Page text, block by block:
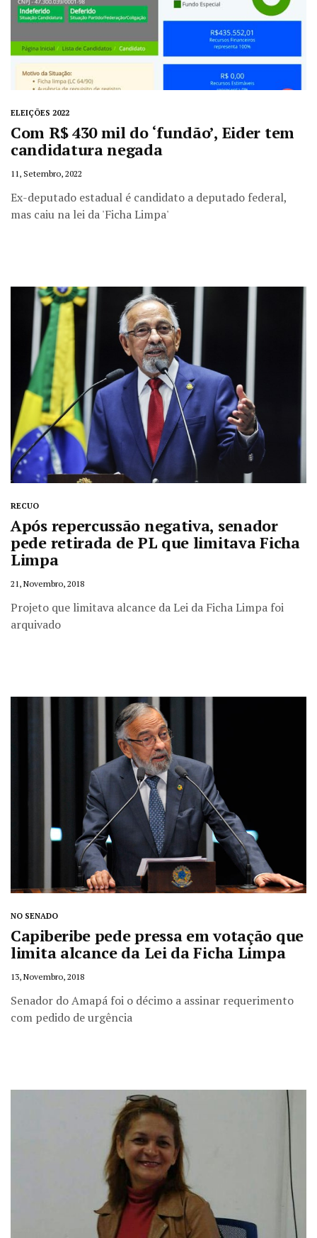
ELEIÇÕES 2022
Com R$ 430 mil do ‘fundão’, Eider tem
candidatura negada
11, Setembro, 2022
Ex-deputado estadual é candidato a deputado federal,
mas caiu na lei da 'Ficha Limpa'
RECUO
Após repercussão negativa, senador
pede retirada de PL que limitava Ficha
Limpa
21, Novembro, 2018
Projeto que limitava alcance da Lei da Ficha Limpa foi
arquivado
NO SENADO
Capiberibe pede pressa em votação que
limita alcance da Lei da Ficha Limpa
13, Novembro, 2018
Senador do Amapá foi o décimo a assinar requerimento
com pedido de urgência